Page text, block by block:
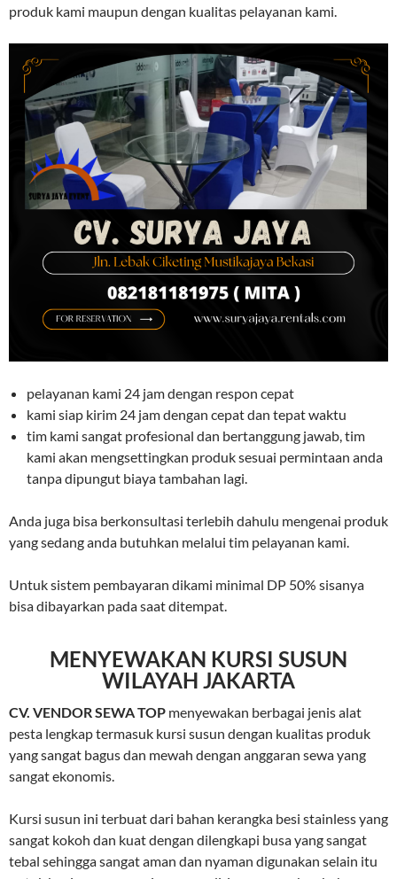
produk kami maupun dengan kualitas pelayanan kami.
pelayanan kami 24 jam dengan respon cepat
kami siap kirim 24 jam dengan cepat dan tepat waktu
tim kami sangat profesional dan bertanggung jawab, tim
kami akan mengsettingkan produk sesuai permintaan anda
tanpa dipungut biaya tambahan lagi.
Anda juga bisa berkonsultasi terlebih dahulu mengenai produk
yang sedang anda butuhkan melalui tim pelayanan kami.
Untuk sistem pembayaran dikami minimal DP 50% sisanya
bisa dibayarkan pada saat ditempat.
MENYEWAKAN KURSI SUSUN
WILAYAH JAKARTA
CV. VENDOR SEWA TOP menyewakan berbagai jenis alat
pesta lengkap termasuk kursi susun dengan kualitas produk
yang sangat bagus dan mewah dengan anggaran sewa yang
sangat ekonomis.
Kursi susun ini terbuat dari bahan kerangka besi stainless yang
sangat kokoh dan kuat dengan dilengkapi busa yang sangat
tebal sehingga sangat aman dan nyaman digunakan selain itu